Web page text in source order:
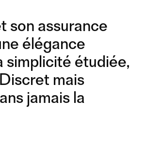
2SEATER
son assurance
élégance
simplicité étudiée,
mais
jamais la